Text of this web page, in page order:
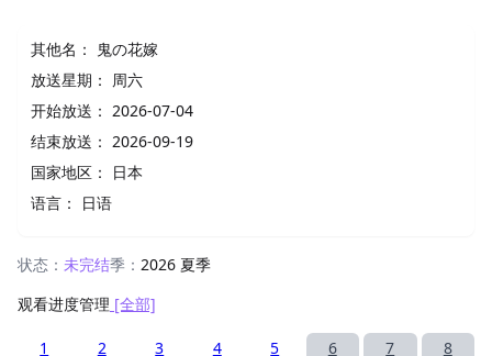
其他名：
鬼の花嫁
放送星期：
周六
开始放送： 2026-07-04
结束放送： 2026-09-19
国家地区：
日本
语言：
日语
状态： 未完结季： 2026 夏季
观看进度管理 [全部]
1 2 3 4 5 6 7 8